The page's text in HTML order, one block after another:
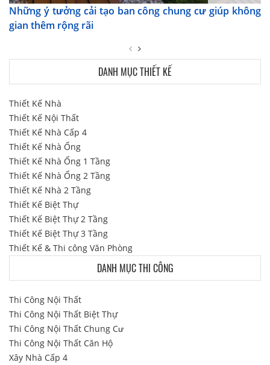
Những ý tưởng cải tạo ban công chung cư giúp không
gian thêm rộng rãi
DANH MỤC THIẾT KẾ
Thiết Kế Nhà
Thiết Kế Nội Thất
Thiết Kế Nhà Cấp 4
Thiết Kế Nhà Ống
Thiết Kế Nhà Ống 1 Tầng
Thiết Kế Nhà Ống 2 Tầng
Thiết Kế Nhà 2 Tầng
Thiết Kế Biệt Thự
Thiết Kế Biệt Thự 2 Tầng
Thiết Kế Biệt Thự 3 Tầng
Thiết Kế & Thi công Văn Phòng
DANH MỤC THI CÔNG
Thi Công Nội Thất
Thi Công Nội Thất Biệt Thự
Thi Công Nội Thất Chung Cư
Thi Công Nội Thất Căn Hộ
Xây Nhà Cấp 4